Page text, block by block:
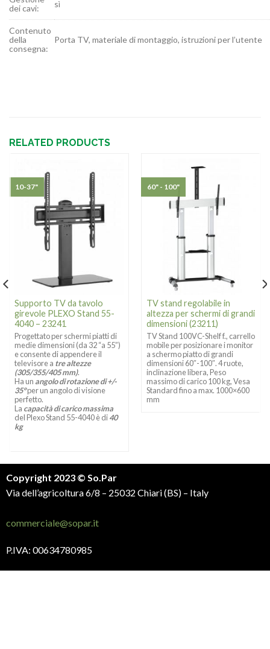
dei cavi:
sì
Contenuto
della
consegna:
Porta TV, materiale di montaggio, istruzioni per l’utente
RELATED PRODUCTS
Supporto TV da tavolo
girevole PLEXO Stand 55-
4040 – 23241
Progettato per schermi piatti di
medie dimensioni (da 32 “a 55”)
e consente di appendere il
televisore a tre altezze
(305/355/405 mm).
Ha un angolo di rotazione di +/-
35°per un angolo di visione
perfetto.
La capacità di carico massima
del Plexo Stand 55-4040 è di40
kg
10-37"
TV stand regolabile in
altezza per schermi di grandi
dimensioni (23211)
TV Stand 100VC-Shelf f., carrello
mobile per posizionare i monitor
a schermo piatto di grandi
dimensioni 60″-100″. 4 ruote,
inclinazione libera, Peso
massimo di carico 100 kg, Vesa
Standard fino a max. 1000×600
mm
60" - 100"
Copyright 2023 © So.Par
Via dell’agricoltura 6/8 – 25032 Chiari (BS) – Italy
commerciale@sopar.it
P.IVA: 00634780985